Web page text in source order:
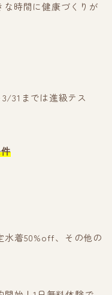
時間に健康づくりが
までは進級テス
水着50%off、その他の